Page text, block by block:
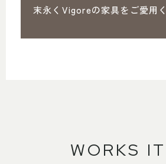
末永くVigoreの家具をご愛用
WORKS